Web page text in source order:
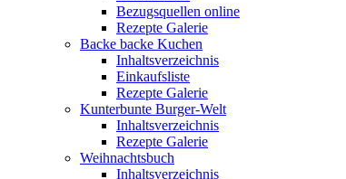
Bezugsquellen online
Rezepte Galerie
Backe backe Kuchen
Inhaltsverzeichnis
Einkaufsliste
Rezepte Galerie
Kunterbunte Burger-Welt
Inhaltsverzeichnis
Rezepte Galerie
Weihnachtsbuch
Inhaltsverzeichnis